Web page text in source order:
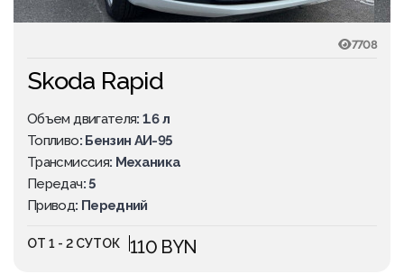
7708
Skoda Rapid
Объем двигателя: 1.6 л
Топливо: Бензин АИ-95
Трансмиссия: Механика
Передач: 5
Привод: Передний
ОТ 1 - 2 СУТОК 110 BYN